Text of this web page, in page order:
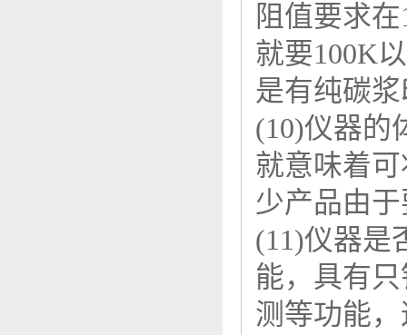
阻值要求
就要100K
是有纯碳
(10)仪器的
就意味着
少产品由
(11)仪器是
能，具有
测等功能